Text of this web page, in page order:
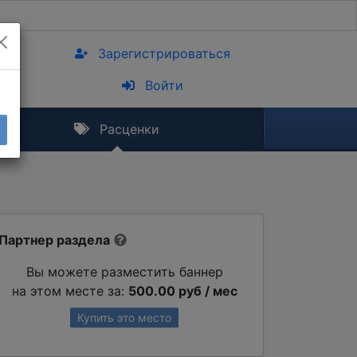
Зарегистрироваться
Войти
Расценки
Партнер раздела
Вы можете разместить баннер
на этом месте за: 500.00 руб / мес
Купить это место